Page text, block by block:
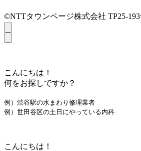
©NTTタウンページ株式会社 TP25-193
こんにちは！
何をお探しですか？
例）渋谷駅の水まわり修理業者
例）世田谷区の土日にやっている内科
こんにちは！